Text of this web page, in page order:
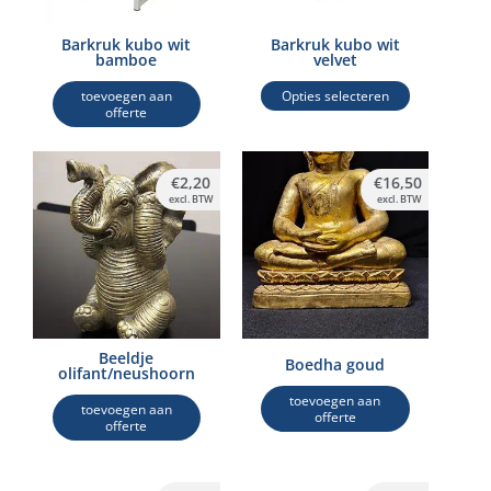
Barkruk kubo wit
bamboe
toevoegen aan
offerte
Barkruk kubo wit
velvet
Opties selecteren
kan
gekozen
worden
de
productpagina
Beeldje
olifant/neushoorn
toevoegen aan
offerte
€2,20
excl. BTW
Boedha goud
toevoegen aan
offerte
€16,50
excl. BTW